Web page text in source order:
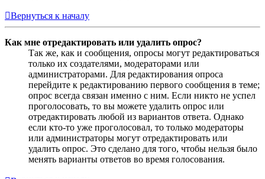
Вернуться к началу
Как мне отредактировать или удалить опрос?
Так же, как и сообщения, опросы могут редактироваться
только их создателями, модераторами или
администраторами. Для редактирования опроса
перейдите к редактированию первого сообщения в теме;
опрос всегда связан именно с ним. Если никто не успел
проголосовать, то вы можете удалить опрос или
отредактировать любой из вариантов ответа. Однако
если кто-то уже проголосовал, то только модераторы
или администраторы могут отредактировать или
удалить опрос. Это сделано для того, чтобы нельзя было
менять варианты ответов во время голосования.